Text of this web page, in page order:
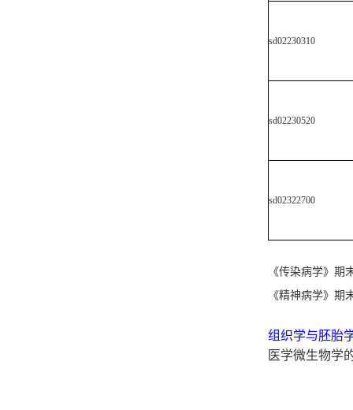
sd02230310
sd02230520
sd02322700
《传染病学》期
《精神病学》期
组织学与胚胎
医学微生物学